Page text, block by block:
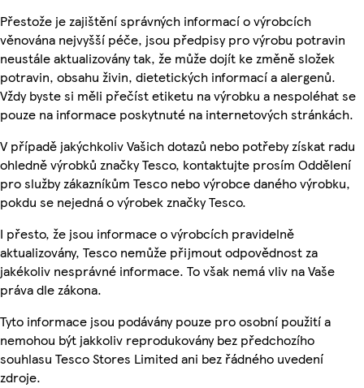
Přestože je zajištění správných informací o výrobcích
věnována nejvyšší péče, jsou předpisy pro výrobu potravin
neustále aktualizovány tak, že může dojít ke změně složek
potravin, obsahu živin, dietetických informací a alergenů.
Vždy byste si měli přečíst etiketu na výrobku a nespoléhat se
pouze na informace poskytnuté na internetových stránkách.
V případě jakýchkoliv Vašich dotazů nebo potřeby získat radu
ohledně výrobků značky Tesco, kontaktujte prosím Oddělení
pro služby zákazníkům Tesco nebo výrobce daného výrobku,
pokdu se nejedná o výrobek značky Tesco.
I přesto, že jsou informace o výrobcích pravidelně
aktualizovány, Tesco nemůže přijmout odpovědnost za
jakékoliv nesprávné informace. To však nemá vliv na Vaše
práva dle zákona.
Tyto informace jsou podávány pouze pro osobní použití a
nemohou být jakkoliv reprodukovány bez předchozího
souhlasu Tesco Stores Limited ani bez řádného uvedení
zdroje.